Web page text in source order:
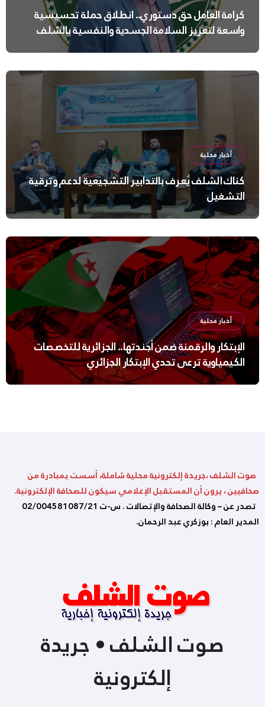
كرامة العامل حق دستوري.. انطلاق حملة تحسيسية
واسعة لتعزيز السلامة الجسدية والنفسية بالشلف
أخبار محلية
كناك الشلف يُعرف بالتدابير التشجيعية لدعم وترقية
التشغيل
أخبار محلية
الإبتكار والرقمنة ضمن أجندتها.. الجزائرية للتخصصات
الكيمياوية ترعى تحدي الإبتكار الجزائري
صوت الشلف ،جريدة إلكترونية محلية شاملة، أسست بمبادرة من
صحافيين ، يرون أن المستقبل الإعلامي سيكون للصحافة الإلكترونية.
تصدر عن – وكالة الصحافة والإتصالات . س-ت 02/004581087/21
المدير العام : بوزكري عبد الرحمان.
صوت الشلف • جريدة
إلكترونية